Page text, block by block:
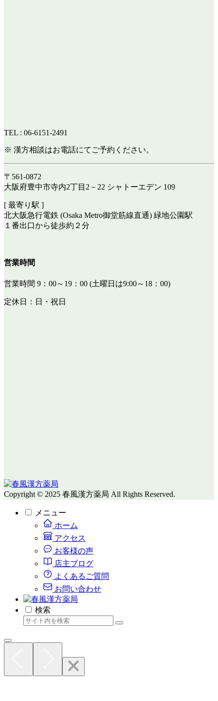
TEL : 06-6151-2491
※ 漢方相談はお電話にてご予約ください。
〒561-0872
大阪府豊中市寺内2丁目2－22 シャトーエデン 109
[ 最寄り駅 ]
北大阪急行電鉄 (Osaka Metro御堂筋線直通) 緑地公園駅
１番出口から徒歩約２分
営業時間
営業時間 9：00～19：00 (土曜日は9:00～18：00)
定休日：日・祝日
Copyright © 2025 春風漢方薬局 All Rights Reserved.
メニュー
ホーム
アクセス
お客様の声
店主ブログ
よくあるご質問
お問い合わせ
検索